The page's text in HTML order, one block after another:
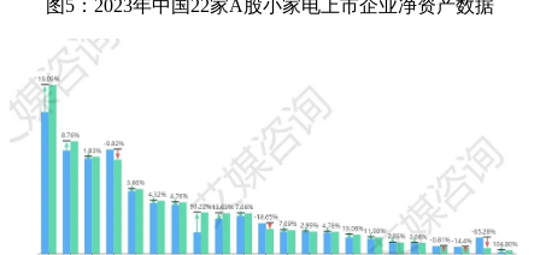
图5：2023年中国22家A股小家电上市企业净资产数据